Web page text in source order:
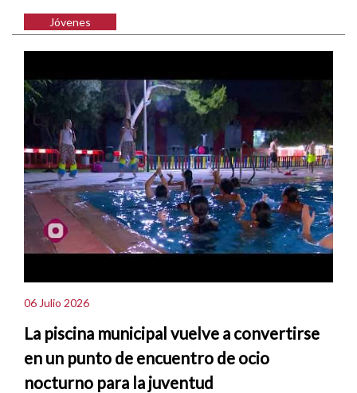
Jóvenes
06 Julio 2026
La piscina municipal vuelve a convertirse
en un punto de encuentro de ocio
nocturno para la juventud